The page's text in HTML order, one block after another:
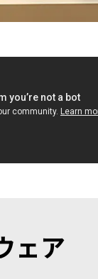
ョンコラム
ェア